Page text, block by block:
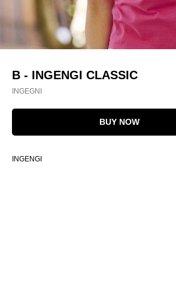
B - INGENGI CLASSIC
INGEGNI
BUY NOW
INGENGI